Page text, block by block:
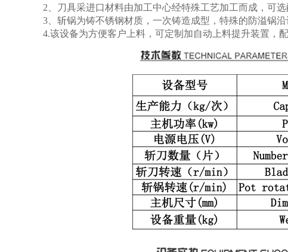
2 、刀具采进口材料由加工中心经特殊工艺加工而成，可选
3 、斩锅为铸不锈钢材质，一次铸造成型，特殊的防溢锅
4.该设备为方便客户上料，可定制加自动上料提升装置，